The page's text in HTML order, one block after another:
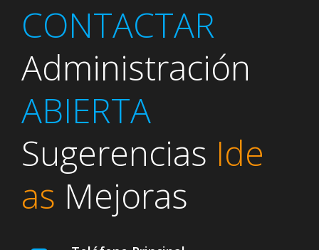
CONTACTAR
Administración
ABIERTA
Sugerencias Ide
as Mejoras